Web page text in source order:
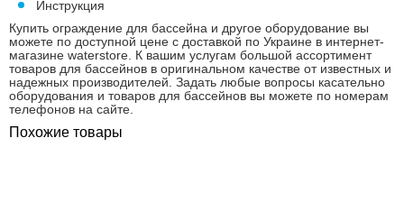
Инструкция
Купить ограждение для бассейна и другое оборудование вы
можете по доступной цене с доставкой по Украине в интернет-
магазине waterstore. К вашим услугам большой ассортимент
товаров для бассейнов в оригинальном качестве от известных и
надежных производителей. Задать любые вопросы касательно
оборудования и товаров для бассейнов вы можете по номерам
телефонов на сайте.
Похожие товары